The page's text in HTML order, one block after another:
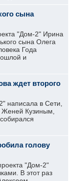
сына
"Дом-2" Ирина
сына Олега
Года
и
ждет второго
написала в Сети,
Женей Кузиным,
голову
"Дом-2"
В этот раз